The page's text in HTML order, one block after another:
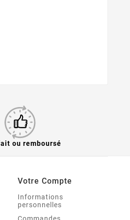
ou remboursé
Votre Compte
Informations
personnelles